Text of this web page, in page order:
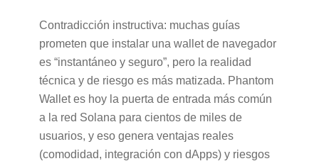
Contradicción instructiva: muchas guías
prometen que instalar una wallet de navegador
es “instantáneo y seguro”, pero la realidad
técnica y de riesgo es más matizada. Phantom
Wallet es hoy la puerta de entrada más común
a la red Solana para cientos de miles de
usuarios, y eso genera ventajas reales
(comodidad, integración con dApps) y riesgos